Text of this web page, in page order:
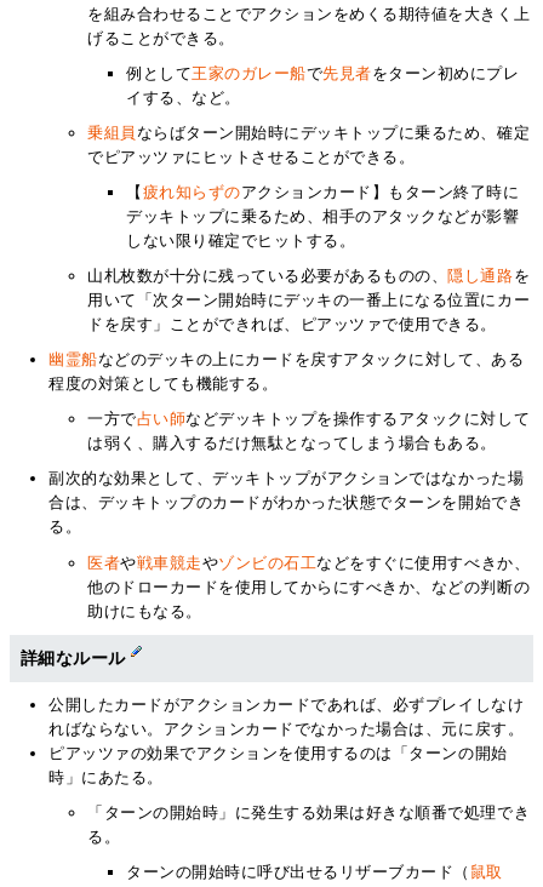
を組み合わせることでアクションをめくる期待値を大きく上
げることができる。
例として王家のガレー船で先見者をターン初めにプレ
イする、など。
乗組員 ならばターン開始時にデッキトップに乗るため、確定
でピアッツァにヒットさせることができる。
【 疲れ知らずのアクションカード】もターン終了時に
デッキトップに乗るため、相手のアタックなどが影響
しない限り確定でヒットする。
山札枚数が十分に残っている必要があるものの、 隠し通路を
用いて「次ターン開始時にデッキの一番上になる位置にカー
ドを戻す」ことができれば、ピアッツァで使用できる。
幽霊船などのデッキの上にカードを戻すアタックに対して、ある
程度の対策としても機能する。
一方で占い師などデッキトップを操作するアタックに対して
は弱く、購入するだけ無駄となってしまう場合もある。
副次的な効果として、デッキトップがアクションではなかった場
合は、デッキトップのカードがわかった状態でターンを開始でき
る。
医者や戦車競走やゾンビの石工などをすぐに使用すべきか、
他のドローカードを使用してからにすべきか、などの判断の
助けにもなる。
詳細なルール
公開したカードがアクションカードであれば、必ずプレイしなけ
ればならない。アクションカードでなかった場合は、元に戻す。
ピアッツァの効果でアクションを使用するのは「ターンの開始
時」にあたる。
「ターンの開始時」に発生する効果は好きな順番で処理でき
る。
ターンの開始時に呼び出せるリザーブカード（ 鼠取